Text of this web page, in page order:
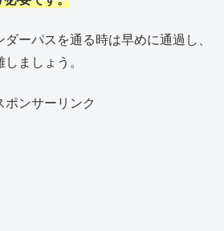
ーパスを通る時は早めに通過し、
ましょう。
ポンサーリンク